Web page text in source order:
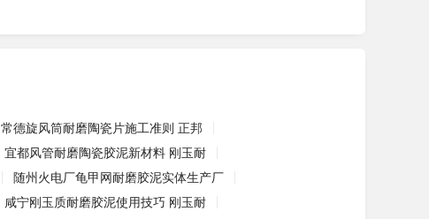
常德旋风筒耐磨陶瓷片施工准则 正邦
宜都风管耐磨陶瓷胶泥新材料 刚玉耐
随州火电厂龟甲网耐磨胶泥实体生产厂
咸宁刚玉质耐磨胶泥使用技巧 刚玉耐